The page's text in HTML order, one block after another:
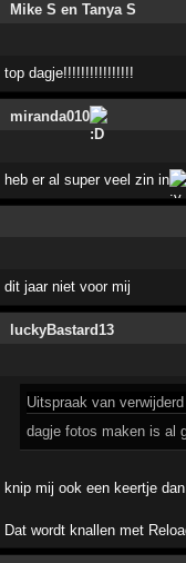
Mike S en Tanya S
top dagje!!!!!!!!!!!!!!!!
miranda010
heb er al super veel zin in
dit jaar niet voor mij
luckyBastard13
Uitspraak van
dagje fotos maken is al
knip mij ook een keertje dan
Dat wordt knallen met